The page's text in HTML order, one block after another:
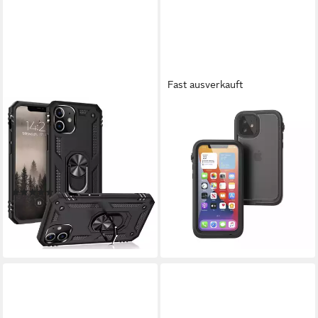
TEC-EXPERT
Handyhülle Outdoor Cover
Hülle für Apple iPhone 12 6.1
Zoll, 6.1, Premium Hülle aus
verstärktem Polycarbonat
(8)
ab 10,90 €
lieferbar - in 5-6 Werktagen bei dir
Fast ausverkauft
Smartphone-Hülle Total
Protection Waterproof Case,
für iPhone 12, Schwarz
ab 69,99 € 101,99 €
lieferbar - in 2-3 Werktagen bei dir